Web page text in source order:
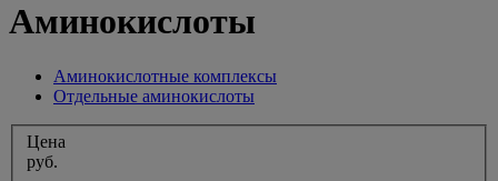
Аминокислоты
Аминокислотные комплексы
Отдельные аминокислоты
Цена
руб.